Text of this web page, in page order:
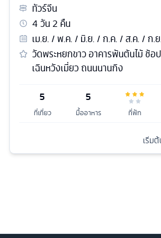
ทัวร์จีน
4วัน2 คืน
เม.ย. / พ.ค. / มิ.ย. / ก.ค. / ส.ค. / ก.
วัดพระหยกขาว อาคารพันต้นไม้ ช้อ
เฉินหวังเมี่ยว ถนนนานกิง
5
ที่เที่ยว
5
มื้ออาหาร ที่พัก
เริ่ม